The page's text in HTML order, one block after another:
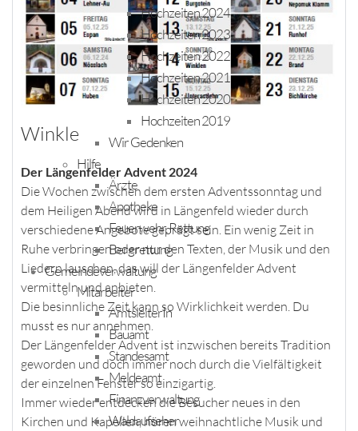
Hochzeiten 2024
Hochzeiten 2023
Hochzeiten 2022
Hochzeiten 2021
Hochzeiten 2020
Hochzeiten 2019
Wir Gedenken
Hilfe
Ärzte
Apotheke
Feuerwehr, Rettung
Bergrettung
Gemeindeverwaltung
Mitarbeiter
AmtsleiterIn
Bauamt
Standesamt
Meldeamt
Finanzverwaltung
Waldaufseher
Winkle
Der Längenfelder Advent 2024
Die Wochen zwischen dem ersten Adventssonntag und
dem Heiligen Abend wird in Längenfeld wieder durch
verschiedene Angebote geprägt sein. Ein wenig Zeit in
Ruhe verbringen oder nur den Texten, der Musik und den
Liedern lauschen, das will der Längenfelder Advent
vermitteln und anbieten.
Die besinnliche Zeit kann so Wirklichkeit werden. Du
musst es nur annehmen.
Der Längenfelder Advent ist inzwischen bereits Tradition
geworden und doch immer noch durch die Vielfältigkeit
der einzelnen Fenster so einzigartig.
Immer wieder entdecken die Besucher neues in den
Kirchen und Kapellen, hören weihnachtliche Musik und